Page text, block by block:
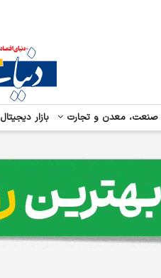
صنعت، معدن و تجارت بازار دیجیتال